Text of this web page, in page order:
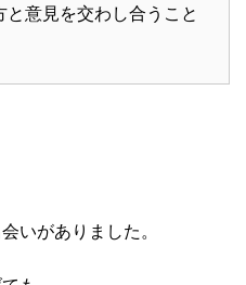
意見を交わし合うこと
いがありました。